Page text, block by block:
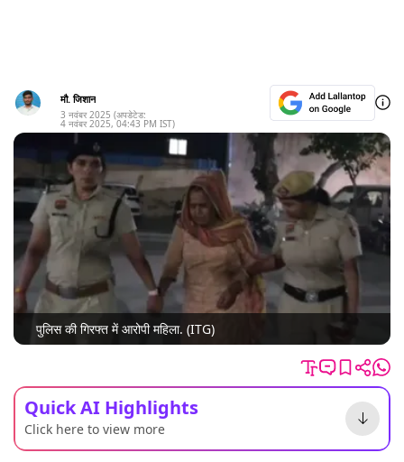
मौ. जिशान
3 नवंबर 2025 (अपडेटेड:
4 नवंबर 2025, 04:43 PM IST)
पुलिस की गिरफ्त में आरोपी महिला. (ITG)
Quick AI Highlights
Click here to view more